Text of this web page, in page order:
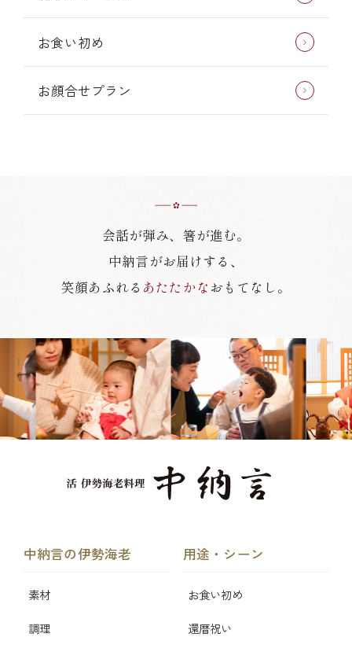
お食い初め
お顔合せプラン
会話が弾み、箸が進む。
中納言がお届けする、
笑顔あふれる あたたかな おもてなし。
中納言の伊勢海老
素材
調理
用途・シーン
お食い初め
還暦祝い